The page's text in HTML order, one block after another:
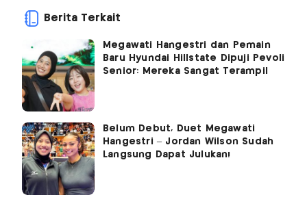
Berita Terkait
Megawati Hangestri dan Pemain
Baru Hyundai Hillstate Dipuji Pevoli
Senior: Mereka Sangat Terampil
Belum Debut, Duet Megawati
Hangestri – Jordan Wilson Sudah
Langsung Dapat Julukan!